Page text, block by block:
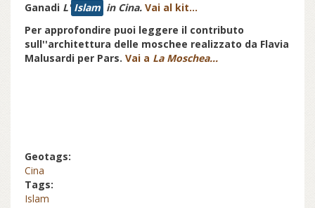
Ganadi L' Islam in Cina. Vai al kit...
Per approfondire puoi leggere il contributo
sull''architettura delle moschee realizzato da Flavia
Malusardi per Pars. Vai a La Moschea...
Geotags:
Cina
Tags:
Islam